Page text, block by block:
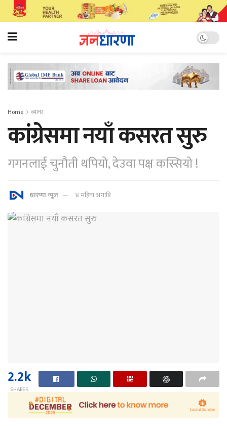
Home ब्यानर
कांग्रेसमा नयाँ कसरत सुरु
गगनलाई चुनौती थपियो, देउवा पक्ष कस्सियो !
धारणा न्यूज ४ महिना अगाडि
2.2k
SHARES